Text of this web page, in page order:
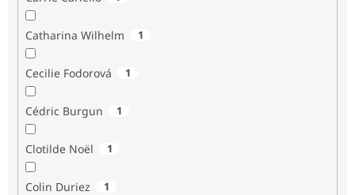
Catharina Wilhelm 1
Cecilie Fodorová 1
Cédric Burgun 1
Clotilde Noël 1
Colin Duriez 1